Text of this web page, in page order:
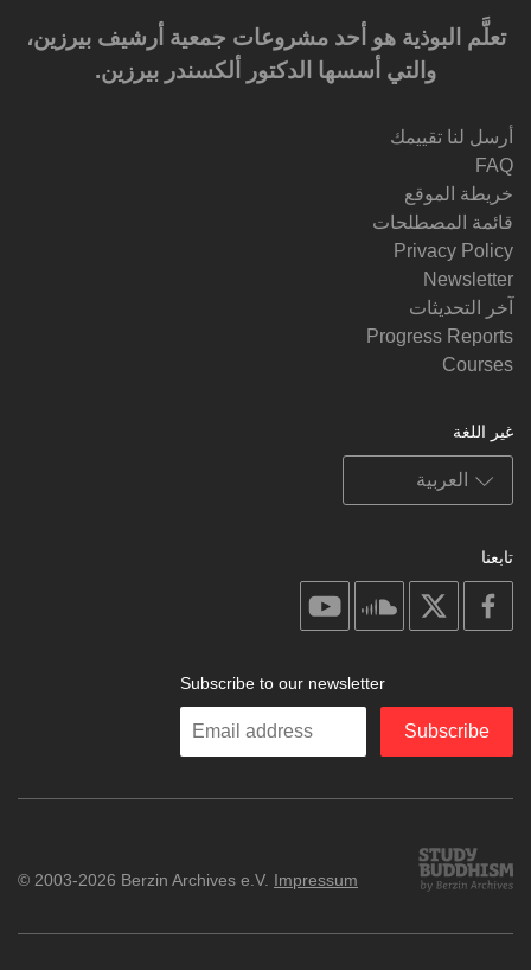
تعلَّم البوذية هو أحد مشروعات جمعية أرشيف بيرزين،
والتي أسسها الدكتور ألكسندر بيرزين.‎‎
أرسل لنا تقييمك
FAQ
خريطة الموقع
قائمة المصطلحات
Privacy Policy
Newsletter
آخر التحديثات
Progress Reports
Courses
غير اللغة
تابعنا
facebook
soundcloud
Subscribe to our newsletter
Enter
Subscribe
Study
Buddhism
© 2003-2026 Berzin Archives e.V. Impressum